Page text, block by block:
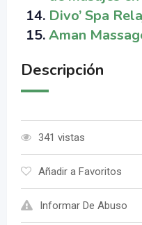
Divo’ Spa
Aman
Descripción
341 vistas
Añadir a Favoritos
Informar De Abuso